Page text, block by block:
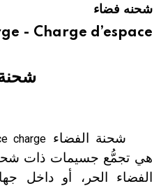
هيئة الموسوعة العربيةشحنه فضاء
- Charge d’espace
شحنة الفضاء charge
هي تجمُّع جسيمات ذات
الفضاء الحر، أو داخل